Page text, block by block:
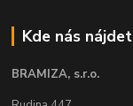
Kde nás
BRAMIZA, s.r.o.